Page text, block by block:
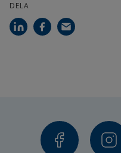
DELA